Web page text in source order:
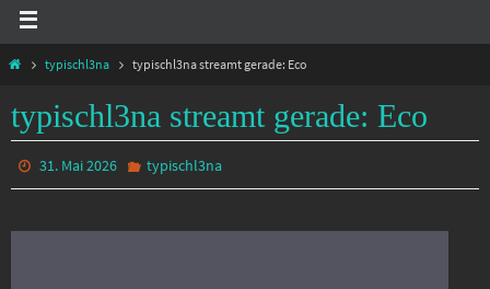
Starttypischl3na typischl3na streamt gerade: Eco
typischl3na streamt gerade: Eco
31. Mai 2026 typischl3na